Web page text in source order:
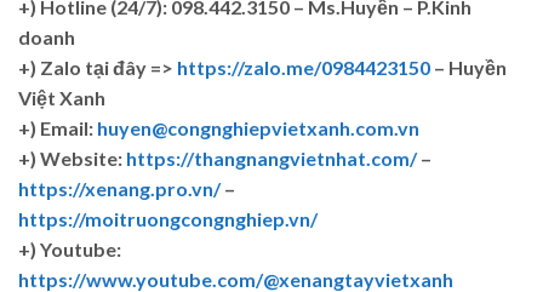
+) Hotline (24/7): 098.442.3150 – Ms.Huyền – P.Kinh
doanh
+) Zalo tại đây => https://zalo.me/0984423150 – Huyền
Việt Xanh
+) Email: huyen@congnghiepvietxanh.com.vn
+) Website: https://thangnangvietnhat.com/–
https://xenang.pro.vn/–
https://moitruongcongnghiep.vn/
+) Youtube:
https://www.youtube.com/@xenangtayvietxanh